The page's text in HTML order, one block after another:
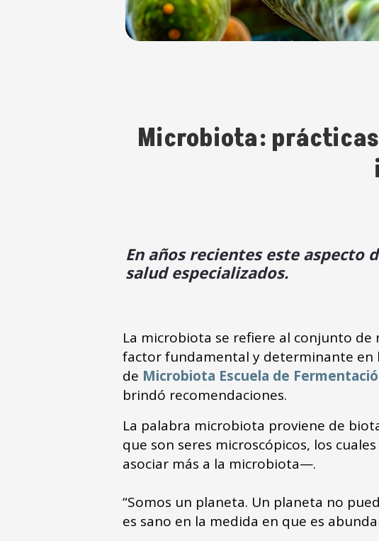
Microbiota:
En años recientes este
salud especializados.
La microbiota se refiere al conjunto
factor fundamental y determinante en
de Microbiota Escuela de
brindó recomendaciones.
La palabra microbiota proviene de
que son seres microscópicos, los
asociar más a la microbiota—.
“Somos un planeta. Un planeta no
es sano en la medida en que es